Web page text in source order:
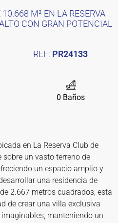
M² EN LA RESERVA
CON GRAN POTENCIAL
REF: PR24133
0 Baños
en La Reserva Club de
sobre un vasto terreno de
un espacio amplio y
una residencia de
2.667 metros cuadrados, esta
de crear una villa exclusiva
manteniendo un